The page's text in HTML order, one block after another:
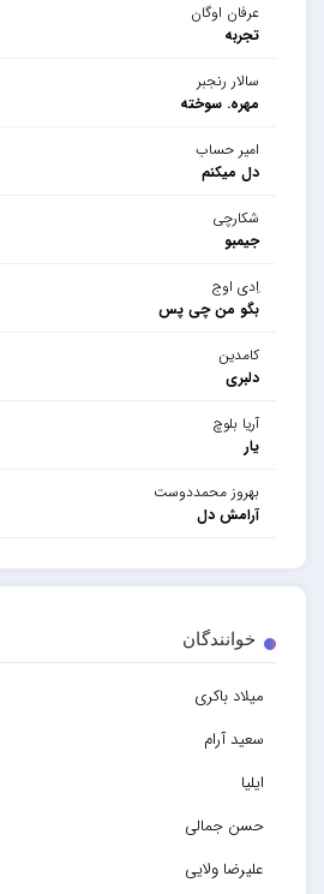
عرفان اوگان
تجربه
سالار رنجبر
مهره. سوخته
امیر حساب
دل میکنم
شکارچی
جیمبو
اِدی اوج
بگو من چی پس
کامدین
دلبری
آریا بلوچ
یار
بهروز محمددوست
آرامش دل
خوانندگان
میلاد باکری
سعید آرام
ایلیا
حسن جمالی
علیرضا ولایی